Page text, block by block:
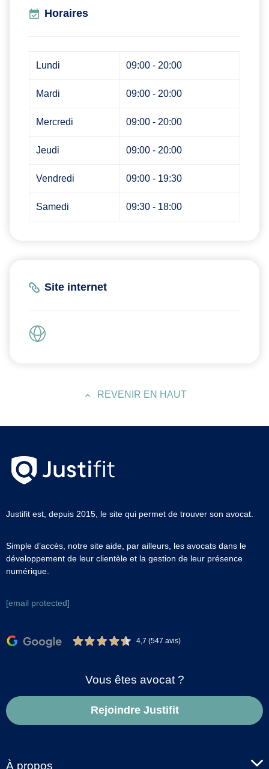
Horaires
Lundi 09:00 - 20:00
Mardi 09:00 - 20:00
Mercredi 09:00 - 20:00
Jeudi 09:00 - 20:00
Vendredi 09:00 - 19:30
Samedi 09:30 - 18:00
Site internet
REVENIR EN HAUT
Justifit est, depuis 2015, le site qui permet de trouver son avocat.
Simple d’accès, notre site aide, par ailleurs, les avocats dans le
développement de leur clientèle et la gestion de leur présence
numérique.
[email protected]
4,7 (547 avis)
Vous êtes avocat ?
Rejoindre Justifit
À propos